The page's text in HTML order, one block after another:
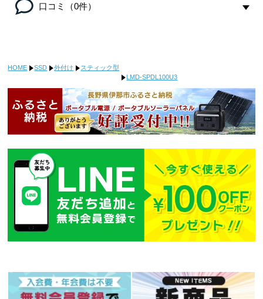
口コミ（0件）
HOME SSD 外付け
スティック型
LMD-SPDL100U3